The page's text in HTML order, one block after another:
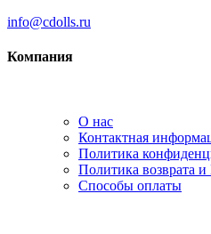
info@cdolls.ru
Компания
О нас
Контактная
Политика
Политика возврата и
Способы оплаты